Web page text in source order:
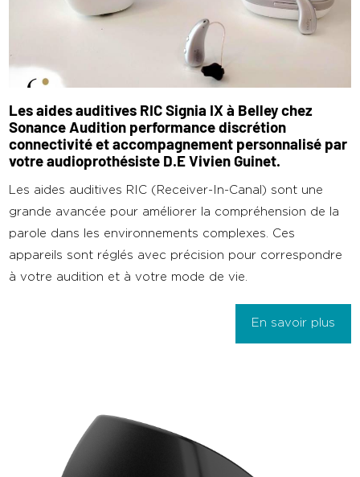
Les aides auditives RIC Signia IX à Belley chez
Sonance Audition performance discrétion
connectivité et accompagnement personnalisé par
votre audioprothésiste D.E Vivien Guinet.
Les aides auditives RIC (Receiver-In-Canal) sont une
grande avancée pour améliorer la compréhension de la
parole dans les environnements complexes. Ces
appareils sont réglés avec précision pour correspondre
à votre audition et à votre mode de vie.
En savoir plus